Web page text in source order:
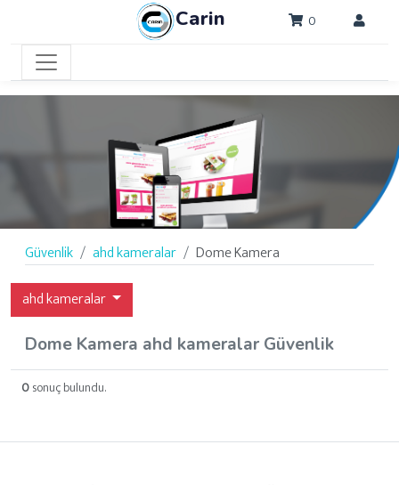
Carin 0
Güvenlik ahd kameralar
Dome Kamera
ahd kameralar
Dome Kamera ahd kameralar Güvenlik
0sonuç bulundu.